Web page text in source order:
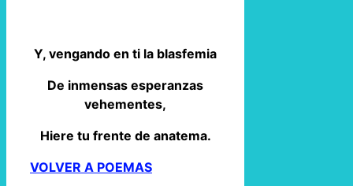
Y, vengando en ti la blasfemia
De inmensas esperanzas
vehementes,
Hiere tu frente de anatema.
VOLVER A POEMAS